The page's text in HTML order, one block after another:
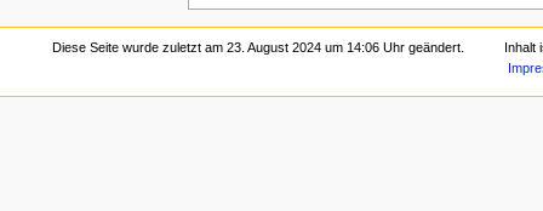
Diese Seite wurde zuletzt am 23. August 2024 um 14:06 Uhr geändert.
Inhalt